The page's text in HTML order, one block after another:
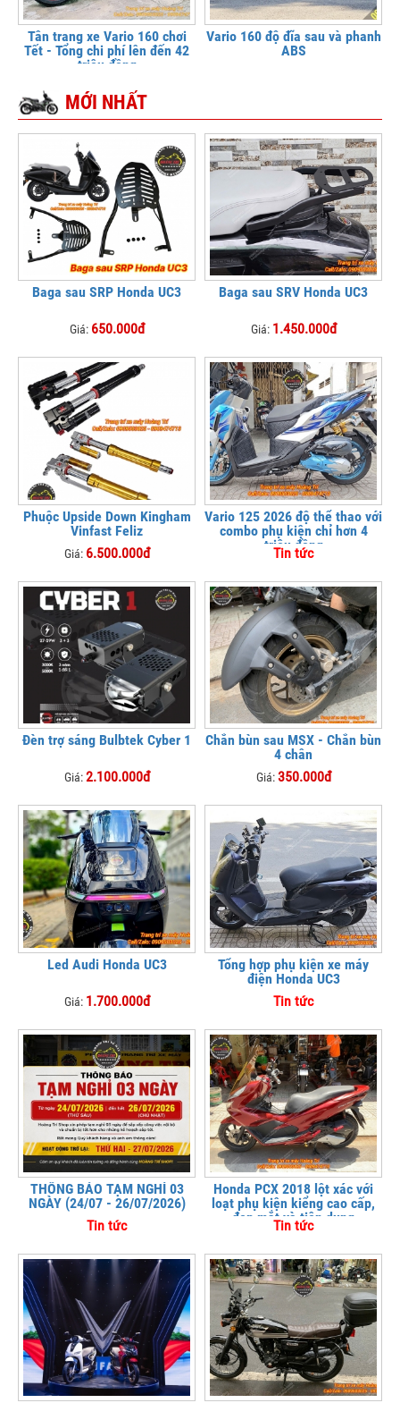
Tân trang xe Vario 160 chơi
Tết - Tổng chi phí lên đến 42
triệu đồng
Vario 160 độ đĩa sau và phanh
ABS
MỚI NHẤT
Baga sau SRP Honda UC3
Giá: 650.000đ
Baga sau SRV Honda UC3
Giá: 1.450.000đ
Phuộc Upside Down Kingham
Vinfast Feliz
Giá: 6.500.000đ
Vario 125 2026 độ thể thao với
combo phụ kiện chỉ hơn 4
triệu đồng
Tin tức
Đèn trợ sáng Bulbtek Cyber 1
Giá:2.100.000đ
Chắn bùn sau MSX - Chắn bùn
4 chân
Giá:350.000đ
Led Audi Honda UC3
Giá: 1.700.000đ
Tổng hợp phụ kiện xe máy
điện Honda UC3
Tin tức
THÔNG BÁO TẠM NGHỈ 03
NGÀY (24/07 - 26/07/2026)
Tin tức
Honda PCX 2018 lột xác với
loạt phụ kiện kiểng cao cấp,
đẹp mắt và tiện dụng
Tin tức